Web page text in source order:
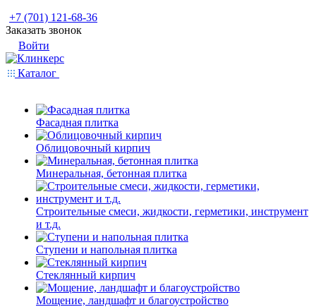
+7 (701) 121-68-36
Заказать звонок
Войти
Каталог
Фасадная плитка
Облицовочный кирпич
Минеральная, бетонная плитка
Строительные смеси, жидкости, герметики, инструмент
и т.д.
Ступени и напольная плитка
Cтеклянный кирпич
Мощение, ландшафт и благоустройство